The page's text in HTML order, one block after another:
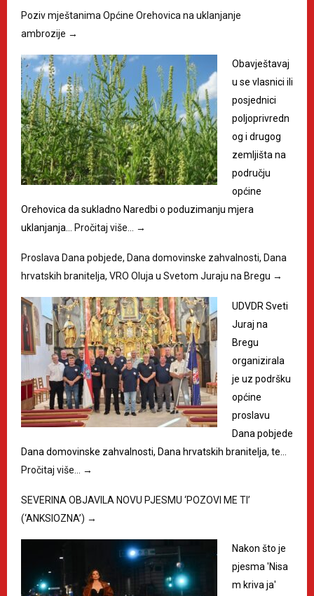
Poziv mještanima Općine Orehovica na uklanjanje
ambrozije →
Obavještavaj
u se vlasnici ili
posjednici
poljoprivredn
og i drugog
zemljišta na
području
općine
Orehovica da sukladno Naredbi o poduzimanju mjera
uklanjanja… Pročitaj više… →
Proslava Dana pobjede, Dana domovinske zahvalnosti, Dana
hrvatskih branitelja, VRO Oluja u Svetom Juraju na Bregu →
UDVDR Sveti
Juraj na
Bregu
organizirala
je uz podršku
općine
proslavu
Dana pobjede
Dana domovinske zahvalnosti, Dana hrvatskih branitelja, te…
Pročitaj više…
→
SEVERINA OBJAVILA NOVU PJESMU ‘POZOVI ME TI’
(‘ANKSIOZNA’) →
Nakon što je
pjesma 'Nisa
m kriva ja'